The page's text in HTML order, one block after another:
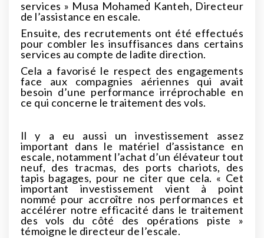
services » Musa Mohamed Kanteh, Directeur
de l’assistance en escale.
Ensuite, des recrutements ont été effectués
pour combler les insuffisances dans certains
services au compte de ladite direction.
Cela a favorisé le respect des engagements
face aux compagnies aériennes qui avait
besoin d’une performance irréprochable en
ce qui concerne le traitement des vols.
Il y a eu aussi un investissement assez
important dans le matériel d’assistance en
escale, notamment l’achat d’un élévateur tout
neuf, des tracmas, des ports chariots, des
tapis bagages, pour ne citer que cela. « Cet
important investissement vient à point
nommé pour accroître nos performances et
accélérer notre efficacité dans le traitement
des vols du côté des opérations piste »
témoigne le directeur de l’escale.